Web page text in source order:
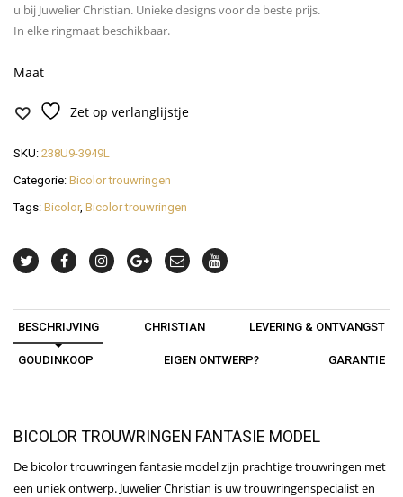
u bij Juwelier Christian. Unieke designs voor de beste prijs.
In elke ringmaat beschikbaar.
Maat
Zet op verlanglijstje
SKU: 238U9-3949L
Categorie: Bicolor trouwringen
Tags: Bicolor, Bicolor trouwringen
BESCHRIJVING CHRISTIAN LEVERING & ONTVANGST
GOUDINKOOP EIGEN ONTWERP? GARANTIE
BICOLOR TROUWRINGEN FANTASIE MODEL
De bicolor trouwringen fantasie model zijn prachtige trouwringen met
een uniek ontwerp. Juwelier Christian is uw trouwringenspecialist en